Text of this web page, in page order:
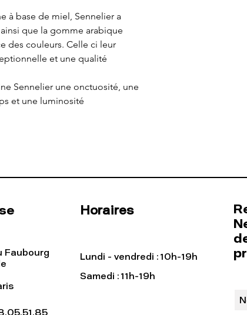
à base de miel, Sennelier a
que la gomme arabique
des couleurs. Celle ci leur
et une qualité
Sennelier une onctuosité, une
et une luminosité
Horaires
Faubourg
Lundi - vendredi : 10h-19h
Samedi : 11h-19h